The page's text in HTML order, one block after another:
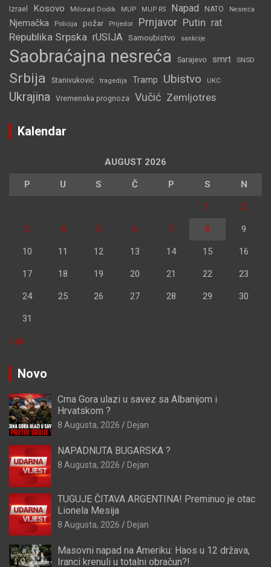
Izrael Kosovo Milorad Dodik MUP MUP RS Napad NATO Nesreća
Njemačka Policija požar Prijedor Prnjavor Putin rat
Republika Srpska rUSIJA Samoubistvo sankcije
Saobraćajna nesreća Sarajevo smrt SNSD
Srbija Stanivuković tragedija Tramp Ubistvo UKC
Ukrajina Vremenska prognoza Vučić Zemljotres
Kalendar
AUGUST 2026
P U S Č P S N
1 2
3 4 5 6 7 8 9
10 11 12 13 14 15 16
17 18 19 20 21 22 23
24 25 26 27 28 29 30
31
« jul
Novo
Crna Gora ulazi u savez sa Albanijom i
Hrvatskom ?
8 Augusta, 2026 Dejan
NAPADNUTA BUGARSKA ?
8 Augusta, 2026 Dejan
TUGUJE ČITAVA ARGENTINA! Preminuo je otac
Lionela Mesija
8 Augusta, 2026 Dejan
Masovni napad na Ameriku: Haos u 12 država,
Iranci krenuli u totalni obračun?!